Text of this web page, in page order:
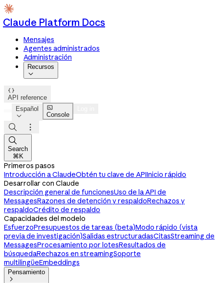
Claude Platform Docs
Mensajes
Agentes administrados
Administración
Recursos


API reference
Español


Console



Search
⌘K
Primeros pasos
Introducción a ClaudeObtén tu clave de APIInicio rápido
Desarrollar con Claude
Descripción general de funcionesUso de la API de
MessagesRazones de detención y respaldoRechazos y
respaldoCrédito de respaldo
Capacidades del modelo
EsfuerzoPresupuestos de tareas (beta)Modo rápido (vista
previa de investigación)Salidas estructuradasCitasStreaming de
MessagesProcesamiento por lotesResultados de
búsquedaRechazos en streamingSoporte
multilingüeEmbeddings
Pensamiento
